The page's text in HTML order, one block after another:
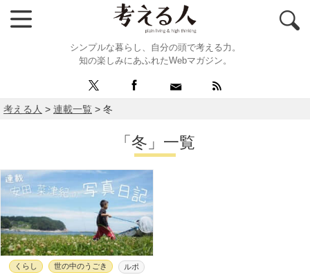
シンプルな暮らし、自分の頭で考える力。
知の楽しみにあふれたWebマガジン。
考える人 > 連載一覧 > 冬
「冬」一覧
くらし 世の中のうごき ルポ